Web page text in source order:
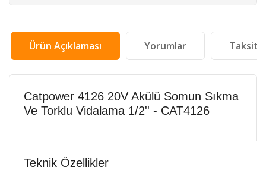
Ürün Açıklaması Yorumlar Taksit
Catpower 4126 20V Akülü Somun Sıkma
Ve Torklu Vidalama 1/2'' - CAT4126
Teknik Özellikler